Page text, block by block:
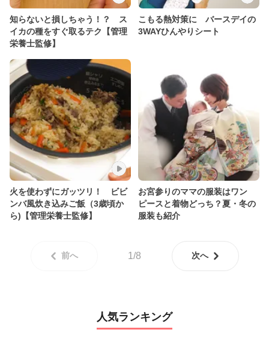
知らないと損しちゃう！？ ス
イカの種をすぐ取るテク【管理
栄養士監修】
こもる熱対策に バースデイの
3WAYひんやりシート
火を使わずにガッツリ！ ビビ
ンバ風炊き込みご飯（3歳頃か
ら)【管理栄養士監修】
お宮参りのママの服装はワン
ピースと着物どっち？夏・冬の
服装も紹介
前へ 1/8 次へ
人気ランキング